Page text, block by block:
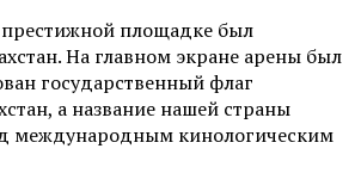
площадке был
На главном экране арены был
государственный флаг
а название нашей страны
международным кинологическим